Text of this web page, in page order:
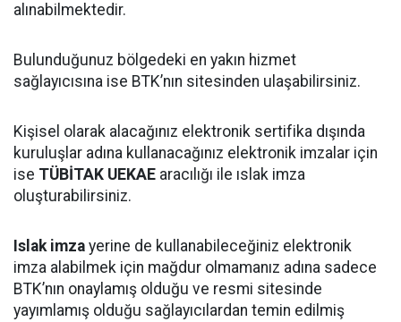
alınabilmektedir.
Bulunduğunuz bölgedeki en yakın hizmet
sağlayıcısına ise BTK’nın sitesinden ulaşabilirsiniz.
Kişisel olarak alacağınız elektronik sertifika dışında
kuruluşlar adına kullanacağınız elektronik imzalar için
ise TÜBİTAK UEKAE aracılığı ile ıslak imza
oluşturabilirsiniz.
Islak imza yerine de kullanabileceğiniz elektronik
imza alabilmek için mağdur olmamanız adına sadece
BTK’nın onaylamış olduğu ve resmi sitesinde
yayımlamış olduğu sağlayıcılardan temin edilmiş